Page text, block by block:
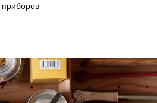
приборов